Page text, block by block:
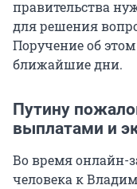
правительства
для решения
Поручение об
ближайшие дни.
Путину
выплатами и
Во время онлайн-
человека к